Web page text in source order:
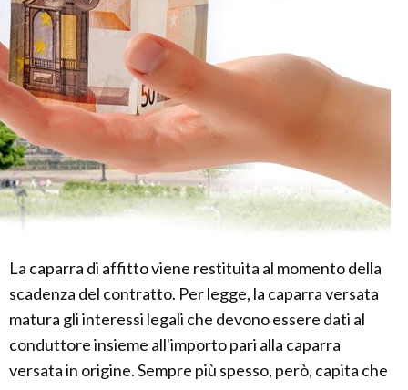
La caparra di affitto viene restituita al momento della
scadenza del contratto. Per legge, la caparra versata
matura gli interessi legali che devono essere dati al
conduttore insieme all'importo pari alla caparra
versata in origine. Sempre più spesso, però, capita che